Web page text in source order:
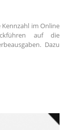
im Online
auf die
Dazu